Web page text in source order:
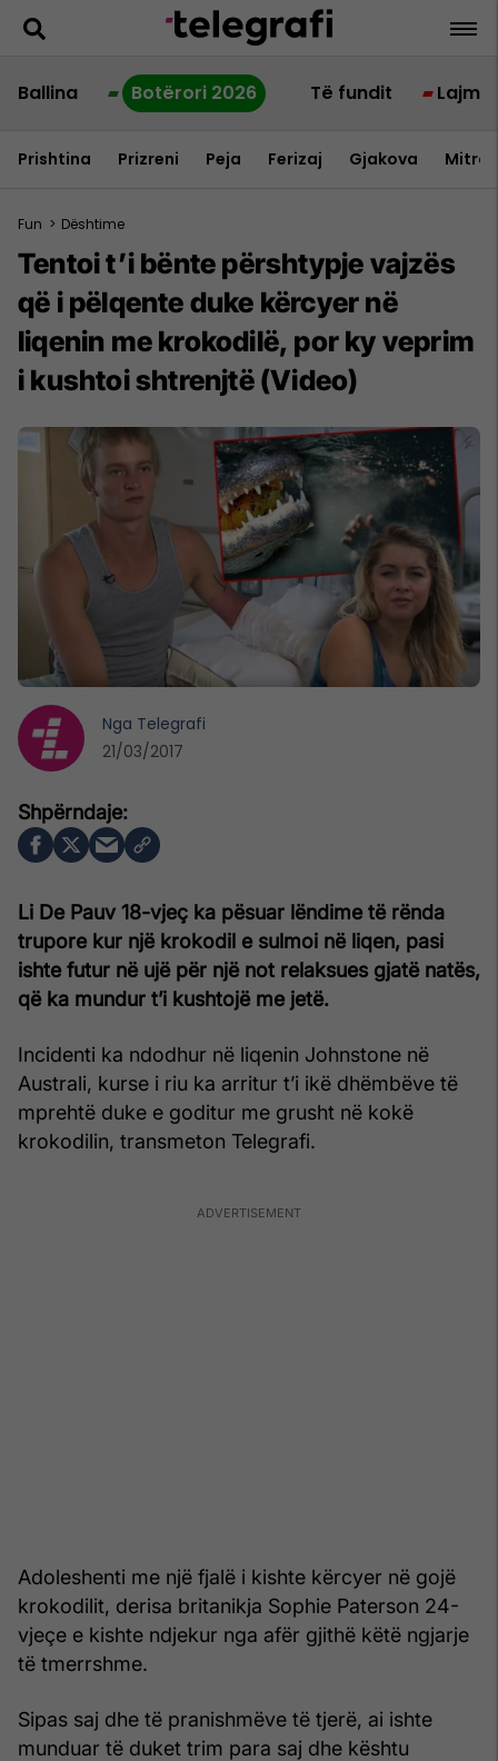
Ballina Botërori 2026 Të fundit Lajme
Prishtina Prizreni Peja Ferizaj Gjakova
Fun > Dështime
Tentoi t’i bënte përshtypje vajzës
që i pëlqente duke kërcyer në
liqenin me krokodilë, por ky veprim
i kushtoi shtrenjtë (Video)
Li De Pauv 18-vjeç ka pësuar lëndime të rënda
trupore kur një krokodil e sulmoi në liqen, pasi
ishte futur në ujë për një not relaksues gjatë natës,
që ka mundur t’i kushtojë me jetë.
Incidenti ka ndodhur në liqenin Johnstone në
Australi, kurse i riu ka arritur t’i ikë dhëmbëve të
mprehtë duke e goditur me grusht në kokë
krokodilin, transmeton Telegrafi.
Adoleshenti me një fjalë i kishte kërcyer në gojë
krokodilit, derisa britanikja Sophie Paterson 24-
vjeçe e kishte ndjekur nga afër gjithë këtë ngjarje
të tmerrshme.
Sipas saj dhe të pranishmëve të tjerë, ai ishte
munduar të duket trim para saj dhe kështu
Nga Telegrafi
21/03/2017